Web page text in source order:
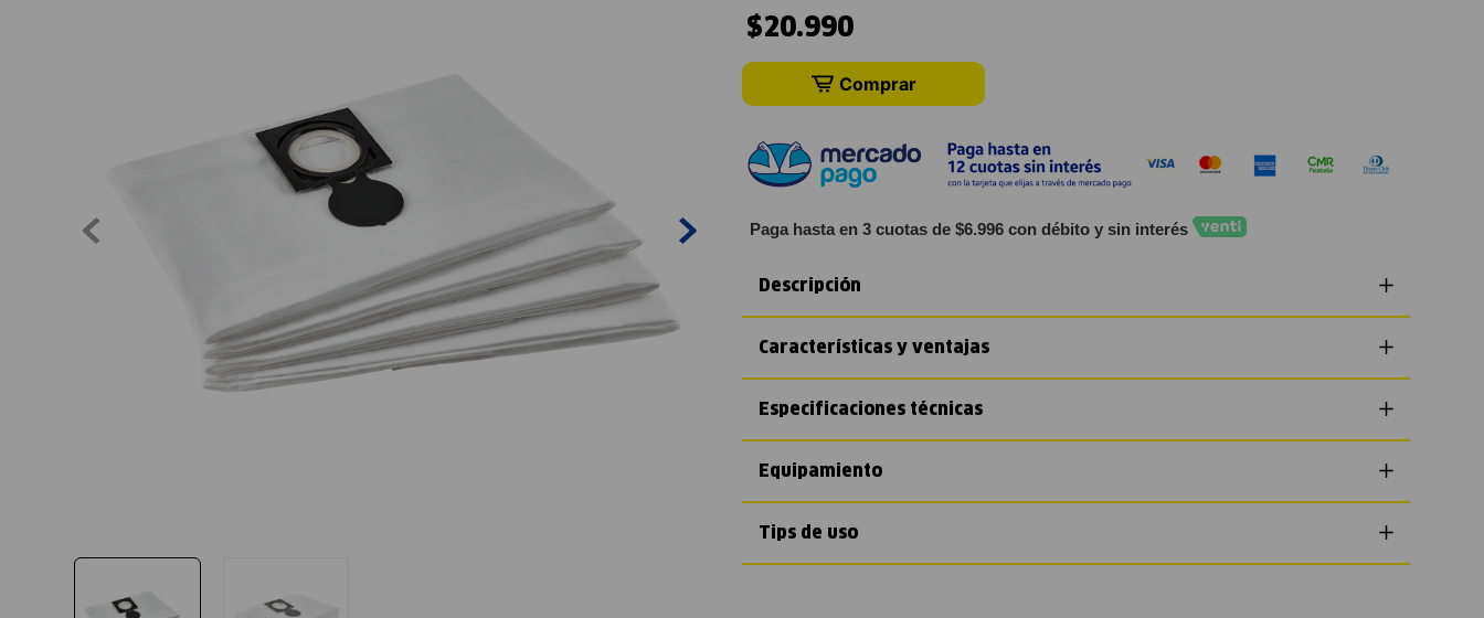
$20.990
Comprar
Paga hasta en 3 cuotas de $6.996 con débito y sin interés
Descripción
Características y ventajas
Especificaciones técnicas
Equipamiento
Tips de uso